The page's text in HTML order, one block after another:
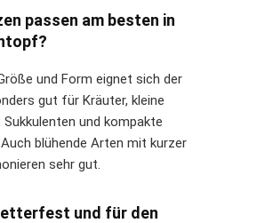
passen am besten in
und Form eignet sich der
gut für Kräuter, kleine
und kompakte
blühende Arten mit kurzer
sehr gut.
und für den